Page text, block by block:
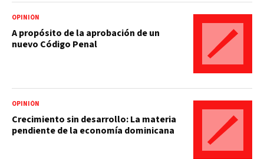
OPINIÓN
A propósito de la aprobación de un
nuevo Código Penal
OPINIÓN
Crecimiento sin desarrollo: La materia
pendiente de la economía dominicana